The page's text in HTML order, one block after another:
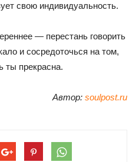
свою индивидуальность.
— перестань говорить
и сосредоточься на том,
ты прекрасна.
Автор: soulpost.ru